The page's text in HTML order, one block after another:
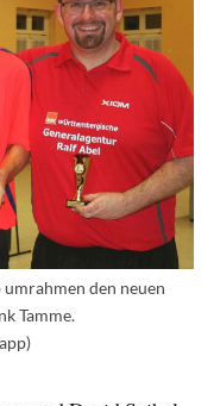
den neuen
Tamme.